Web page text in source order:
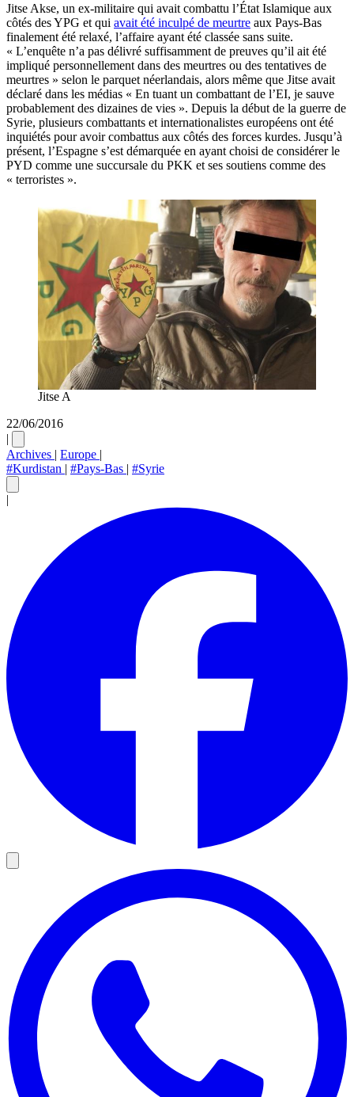
Jitse Akse, un ex-militaire qui avait combattu l’État Islamique aux
côtés des YPG et qui avait été inculpé de meurtre aux Pays-Bas
finalement été relaxé, l’affaire ayant été classée sans suite.
« L’enquête n’a pas délivré suffisamment de preuves qu’il ait été
impliqué personnellement dans des meurtres ou des tentatives de
meurtres » selon le parquet néerlandais, alors même que Jitse avait
déclaré dans les médias « En tuant un combattant de l’EI, je sauve
probablement des dizaines de vies ». Depuis la début de la guerre de
Syrie, plusieurs combattants et internationalistes européens ont été
inquiétés pour avoir combattus aux côtés des forces kurdes. Jusqu’à
présent, l’Espagne s’est démarquée en ayant choisi de considérer le
PYD comme une succursale du PKK et ses soutiens comme des
« terroristes ».
Jitse A
22/06/2016
|
Archives | Europe |
#Kurdistan | #Pays-Bas | #Syrie
|